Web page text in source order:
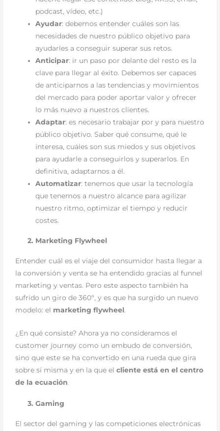
podcast, vídeo, etc.)
Ayudar: debemos entender cuáles son las
necesidades de nuestro público objetivo para
ayudarles a conseguir superar sus retos.
Anticipar: ir un paso por delante del resto es la
clave para llegar al éxito. Debemos ser capaces
de anticiparnos a las tendencias y movimientos
del mercado para poder aportar valor y ofrecer
lo más nuevo a nuestros clientes.
Adaptar: es necesario trabajar por y para nuestro
público objetivo. Saber qué consume, qué le
interesa, cuáles son sus miedos y sus objetivos
para ayudarle a conseguirlos y superarlos. En
definitiva, adaptarnos a él.
Automatizar: tenemos que usar la tecnología
que tenemos a nuestro alcance para agilizar
nuestro ritmo, optimizar el tiempo y reducir
costes.
2. Marketing Flywheel
Entender cuál es el viaje del consumidor hasta llegar a
la conversión y venta se ha entendido gracias al funnel
marketing y ventas. Pero este aspecto también ha
sufrido un giro de 360º, y es que ha surgido un nuevo
modelo: el marketing flywheel.
¿En qué consiste? Ahora ya no consideramos el
customer journey como un embudo de conversión,
sino que este se ha convertido en una rueda que gira
sobre sí misma y en la que elcliente está en el centro
de la ecuación
3. Gaming
El sector del gaming y las competiciones electrónicas